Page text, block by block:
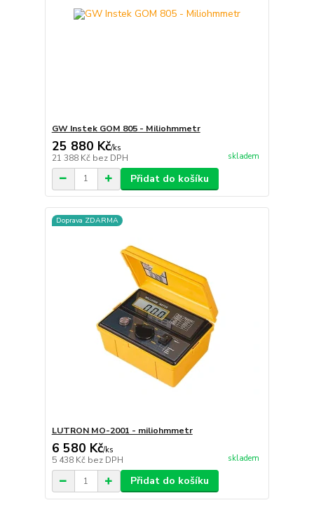
GW Instek GOM 805 - Miliohmmetr
25 880 Kč/ks
21 388 Kč bez DPH skladem
Přidat do košíku
Doprava ZDARMA
LUTRON MO-2001 - miliohmmetr
6 580 Kč/ks
5 438 Kč bez DPH skladem
Přidat do košíku